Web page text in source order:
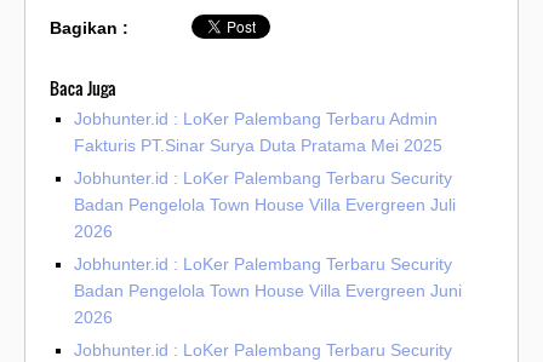
Bagikan :
Baca Juga
Jobhunter.id : LoKer Palembang Terbaru Admin
Fakturis PT.Sinar Surya Duta Pratama Mei 2025
Jobhunter.id : LoKer Palembang Terbaru Security
Badan Pengelola Town House Villa Evergreen Juli
2026
Jobhunter.id : LoKer Palembang Terbaru Security
Badan Pengelola Town House Villa Evergreen Juni
2026
Jobhunter.id : LoKer Palembang Terbaru Security